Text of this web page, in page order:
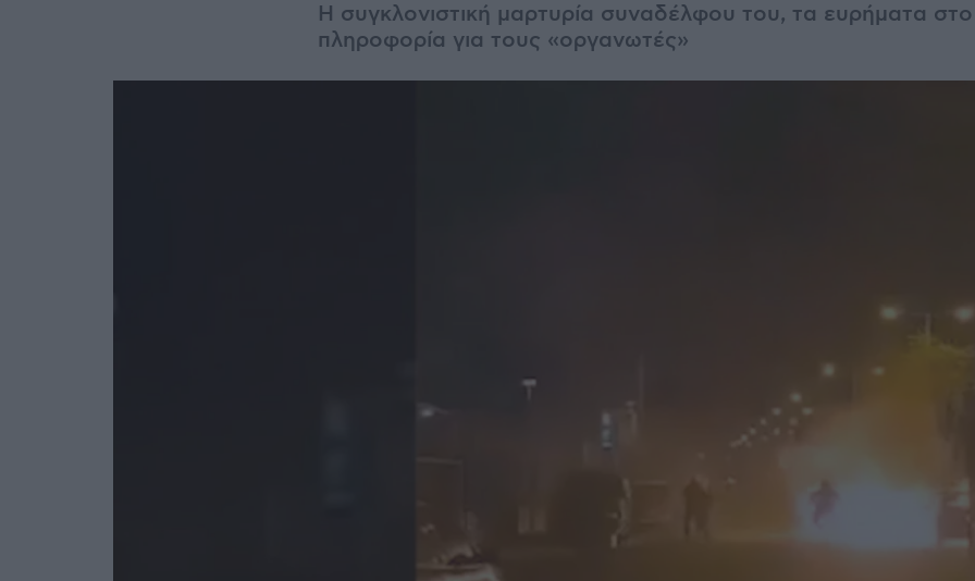
Η συγκλονιστική μαρτυρία συναδέλφου του, τα ευρήματα
πληροφορία για τους «οργανωτές»